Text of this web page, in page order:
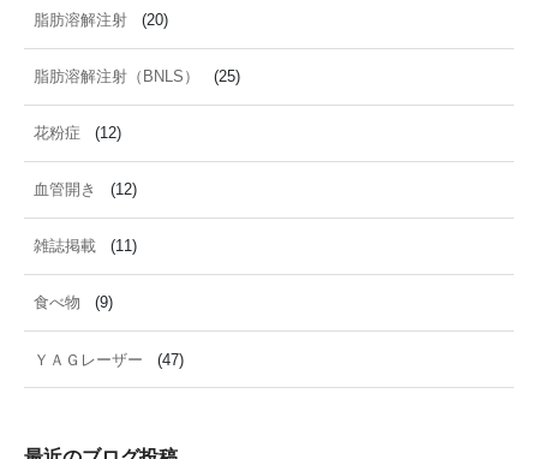
脂肪溶解注射 (20)
脂肪溶解注射（BNLS） (25)
花粉症 (12)
血管開き (12)
雑誌掲載 (11)
食べ物 (9)
ＹＡＧレーザー (47)